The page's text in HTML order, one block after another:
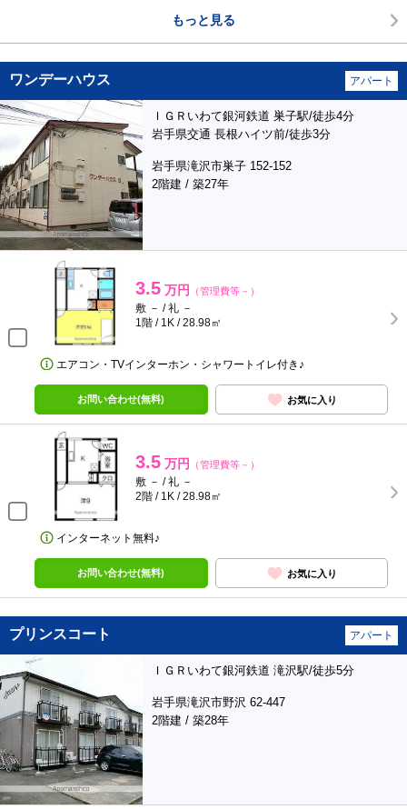
もっと見る
ワンデーハウス アパート
ＩＧＲいわて銀河鉄道 巣子駅/徒歩4分
岩手県交通 長根ハイツ前/徒歩3分
岩手県滝沢市巣子 152-152
2階建 / 築27年
3.5 万円 （管理費等－）
敷 － / 礼 －
1階 / 1K / 28.98㎡
エアコン・TVインターホン・シャワートイレ付き♪
お問い合わせ(無料) お気に入り
3.5 万円 （管理費等－）
敷 － / 礼 －
2階 / 1K / 28.98㎡
インターネット無料♪
お問い合わせ(無料) お気に入り
プリンスコート アパート
ＩＧＲいわて銀河鉄道 滝沢駅/徒歩5分
岩手県滝沢市野沢 62-447
2階建 / 築28年